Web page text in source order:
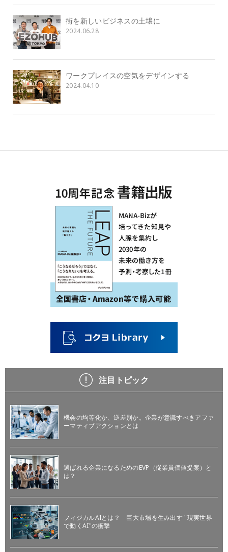
街を新しいビジネスの土壌に
2024.06.28
ワークプレイスの空気をデザインする
2024.04.10
注目トピック
機会の均等化か、逆差別か。企業が意識すべきアファ
ーマティブアクションとは
選ばれる企業になるためのEVP（従業員価値提案）と
は？
フィジカルAIとは？ 巨大市場を生み出す "現実世界
で動くAI"の衝撃